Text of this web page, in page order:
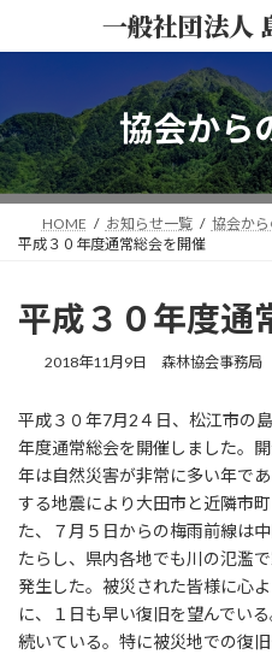
へ
ス
キ
ッ
ョ
ン
に
移
一般社団法人
協会から
HOME お知らせ一覧
協会か
平成３０年度通常総会を開催
平成３０年度通
2018年11月9日 森林協会事務局
平成３０年7月2４日、松江市の
年度通常総会を開催しました。
年は自然災害が非常に多い年で
する地震により大田市と近隣市
た、７月５日からの梅雨前線は
たらし、県内各地でも川の氾濫
発生した。被災された皆様に心
に、１日も早い復旧を望んでい
続いている。特に被災地での復